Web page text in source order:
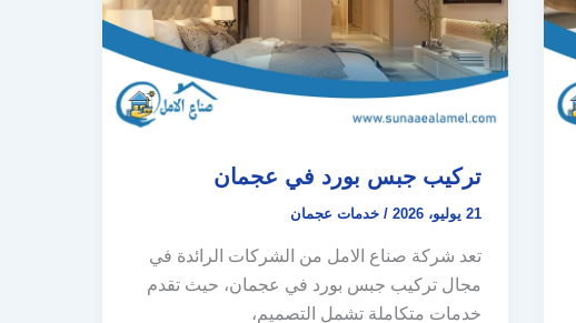
تركيب جبس بورد في عجمان
21 يوليو، 2026 / خدمات عجمان
تعد شركة صناع الامل من الشركات الرائدة في
مجال تركيب جبس بورد في عجمان، حيث تقدم
خدمات متكاملة تشمل التصميم،